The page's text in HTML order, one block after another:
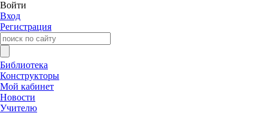
Войти
Вход
Регистрация
Библиотека
Конструкторы
Мой кабинет
Новости
Учителю